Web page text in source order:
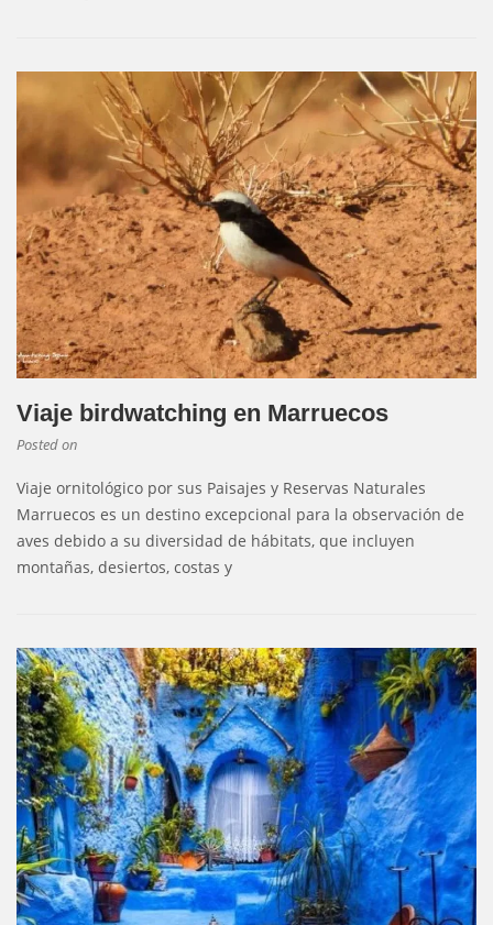
Viaje birdwatching en Marruecos
Posted on
Viaje ornitológico por sus Paisajes y Reservas Naturales
Marruecos es un destino excepcional para la observación de
aves debido a su diversidad de hábitats, que incluyen
montañas, desiertos, costas y